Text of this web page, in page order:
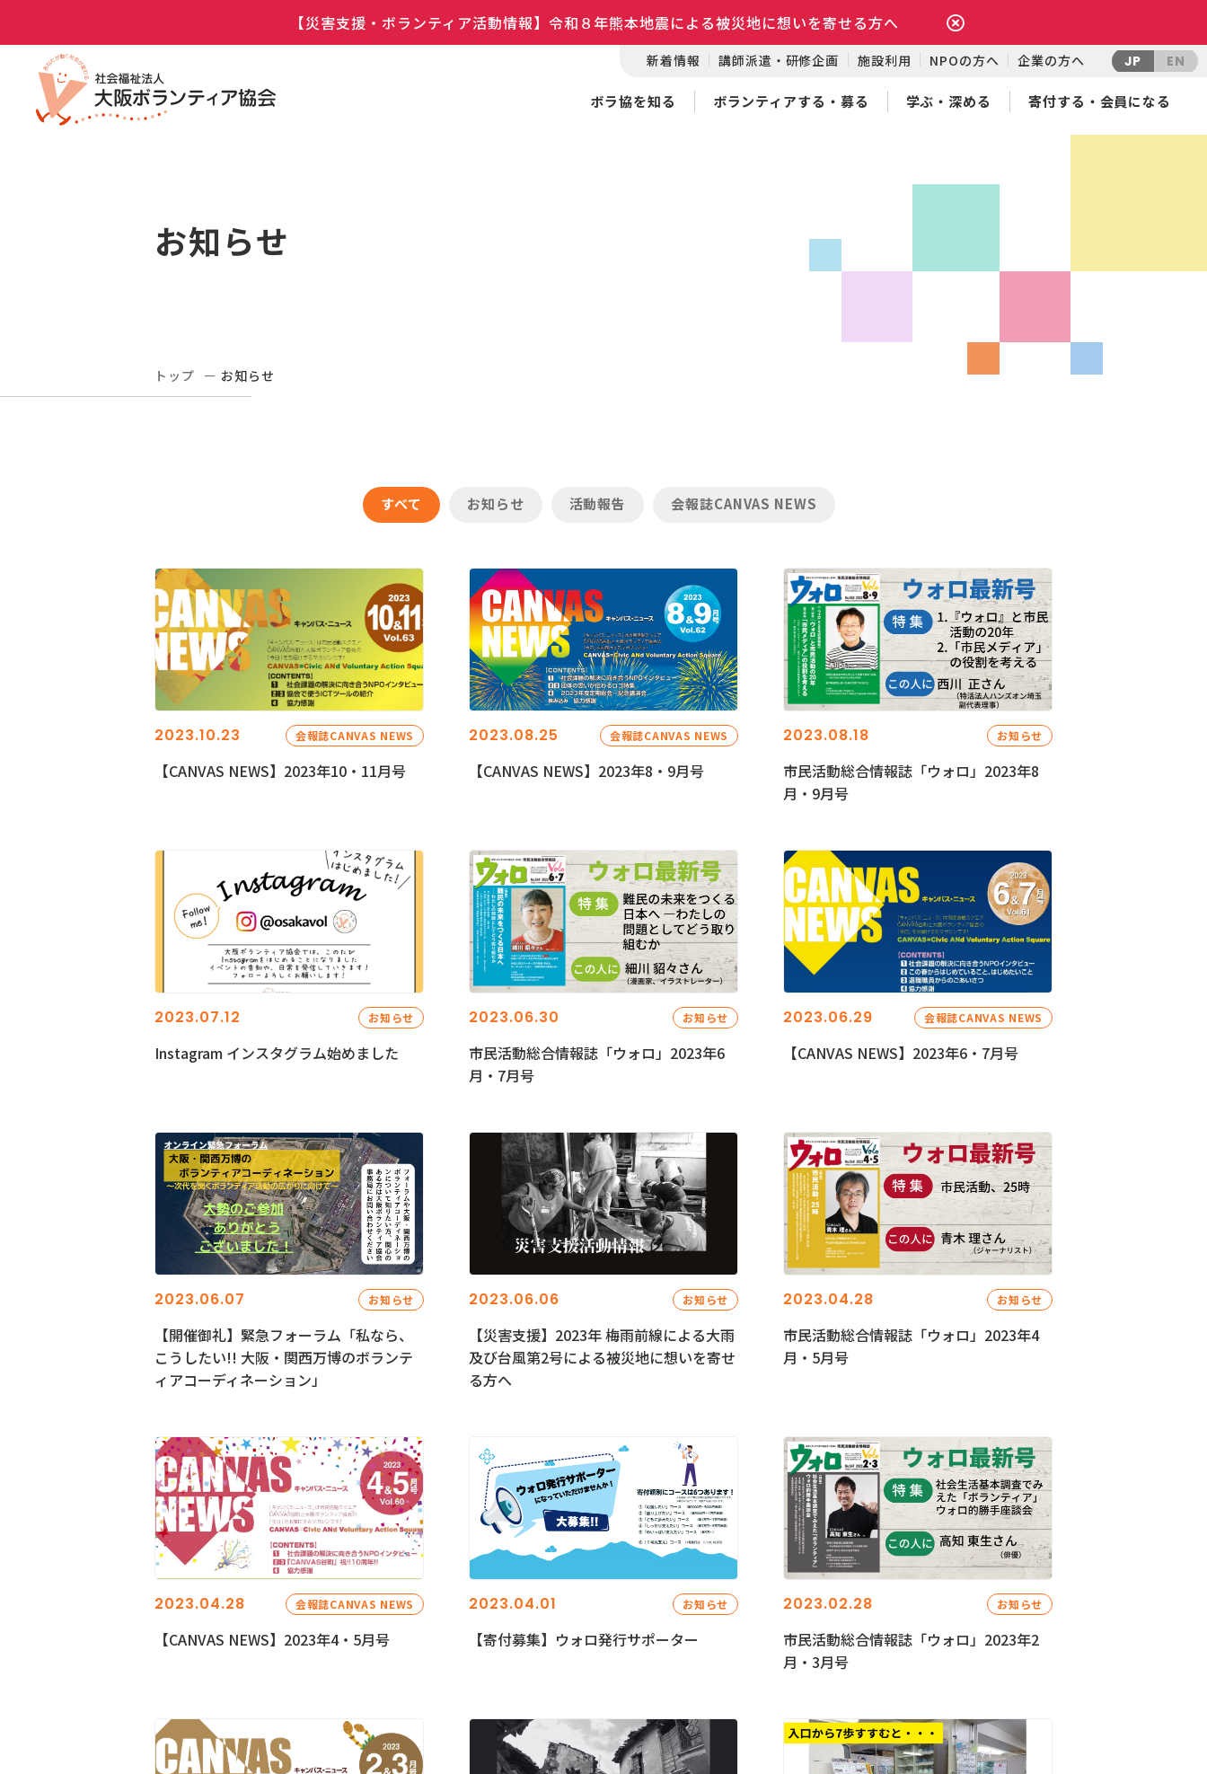
【災害支援・ボランティア活動情報】令和８年熊本地震による被災地に想いを寄せる方へ
新着情報 講師派遣・研修企画 施設利用 NPOの方へ 企業の方へ JP EN
ボラ協を知る ボランティアする・募る 学ぶ・深める 寄付する・会員になる
お知らせ
トップ お知らせ
すべて お知らせ 活動報告 会報誌CANVAS NEWS
2023.10.23 会報誌CANVAS NEWS
【CANVAS NEWS】2023年10・11月号
2023.08.25 会報誌CANVAS NEWS
【CANVAS NEWS】2023年8・9月号
2023.08.18 お知らせ
市民活動総合情報誌「ウォロ」2023年8
月・9月号
2023.07.12 お知らせ
Instagram インスタグラム始めました
2023.06.30 お知らせ
市民活動総合情報誌「ウォロ」2023年6
月・7月号
2023.06.29 会報誌CANVAS NEWS
【CANVAS NEWS】2023年6・7月号
2023.06.07 お知らせ
【開催御礼】緊急フォーラム「私なら、
こうしたい!! 大阪・関西万博のボランテ
ィアコーディネーション」
2023.06.06 お知らせ
【災害支援】2023年 梅雨前線による大雨
及び台風第2号による被災地に想いを寄せ
る方へ
2023.04.28 お知らせ
市民活動総合情報誌「ウォロ」2023年4
月・5月号
2023.04.28 会報誌CANVAS NEWS
【CANVAS NEWS】2023年4・5月号
2023.04.01 お知らせ
【寄付募集】ウォロ発行サポーター
2023.02.28 お知らせ
市民活動総合情報誌「ウォロ」2023年2
月・3月号